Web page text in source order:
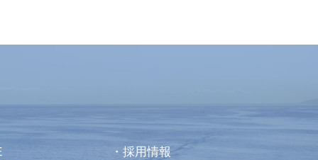
・ 採用情報